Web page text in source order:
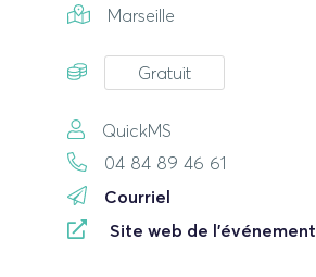
Marseille
Gratuit
QuickMS
04 84 89 46 61
Courriel
Site web de l'événement